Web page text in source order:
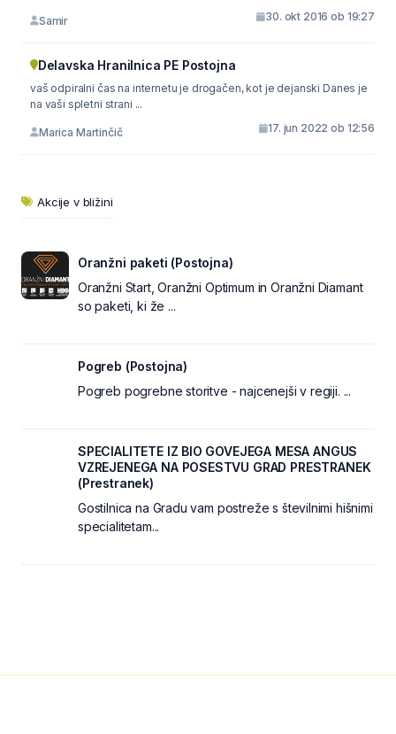
Samir 30. okt 2016 ob 19:27
Delavska Hranilnica PE Postojna
vaš odpiralni čas na internetu je drogačen, kot je dejanski Danes je
na vaši spletni strani ...
Marica Martinčič 17. jun 2022 ob 12:56
Akcije v bližini
Oranžni paketi (Postojna)
Oranžni Start, Oranžni Optimum in Oranžni Diamant
so paketi, ki že ...
Pogreb (Postojna)
Pogreb pogrebne storitve - najcenejši v regiji. ...
SPECIALITETE IZ BIO GOVEJEGA MESA ANGUS
VZREJENEGA NA POSESTVU GRAD PRESTRANEK
(Prestranek)
Gostilnica na Gradu vam postreže s številnimi hišnimi
specialitetam...